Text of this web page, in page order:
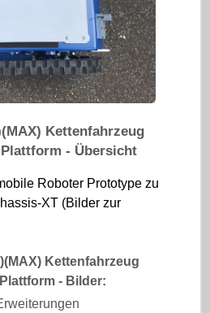
Kettenfahrzeug
- Übersicht
Roboter Prototype zu
XT (Bilder zur
Kettenfahrzeug
- Bilder: